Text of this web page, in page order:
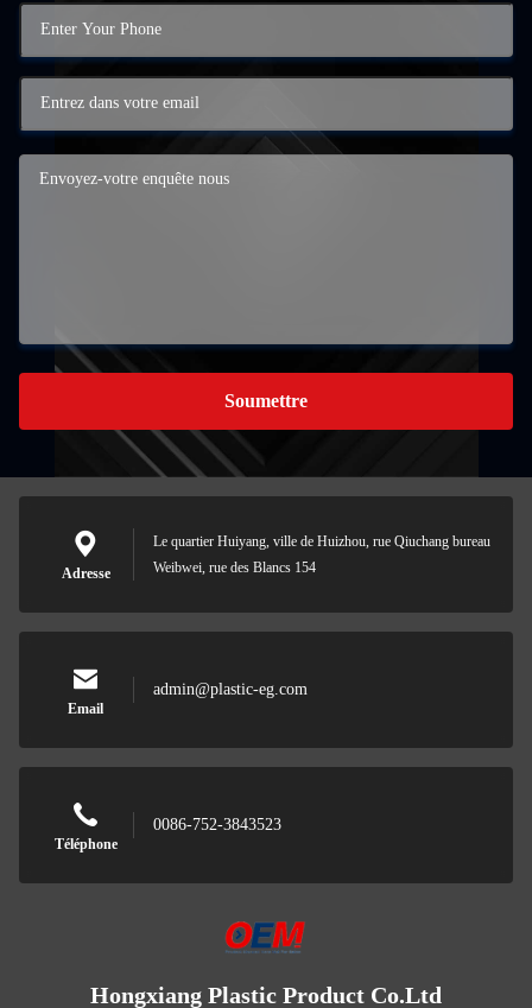
Soumettre
Adresse
Le quartier Huiyang, ville de Huizhou, rue Qiuchang bureau
Weibwei, rue des Blancs 154
Email
admin@plastic-eg.com
Téléphone
0086-752-3843523
Hongxiang Plastic Product Co.Ltd